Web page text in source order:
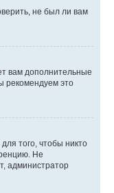
не был ли вам
вам дополнительные
рекомендуем это
того, чтобы никто
Не
администратор